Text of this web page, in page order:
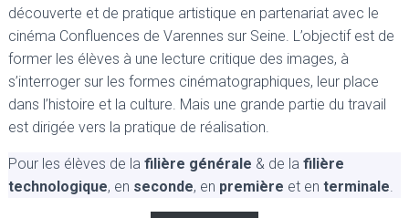
découverte et de pratique artistique en partenariat avec le
cinéma Confluences de Varennes sur Seine. L’objectif est de
former les élèves à une lecture critique des images, à
s’interroger sur les formes cinématographiques, leur place
dans l’histoire et la culture. Mais une grande partie du travail
est dirigée vers la pratique de réalisation.
Pour les élèves de la filière générale & de la filière
technologique, en seconde, en première et en terminale.